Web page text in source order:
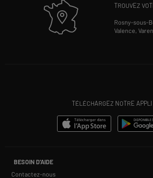
TROUVEZ
Rosny-sous-
Valence,
TÉLÉCHARGEZ NOTRE
BESOIN D'AIDE
Contactez-nous